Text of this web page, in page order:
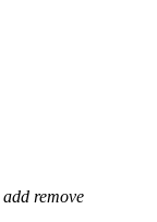
add remove